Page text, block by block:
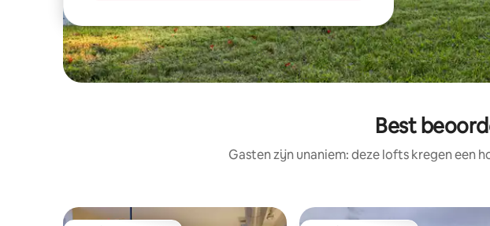
Best
Gasten zijn unaniem: deze lofts kregen een